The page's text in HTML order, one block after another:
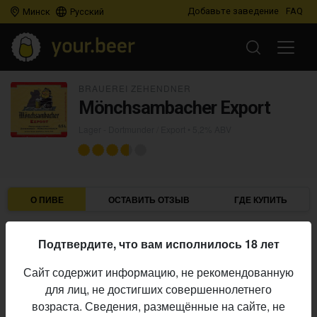
Минск Русский Добавьте заведение FAQ
Mönchsambacher Export
О ПИВЕ ОСТАВИТЬ ОТЗЫВ ГДЕ КУПИТЬ
Пивоварня:
Алкоголь:
5,2%
Начало
выпуска:
02.03.2013
Подтвердите, что вам исполнилось 18 лет
Сайт содержит информацию, не рекомендованную
для лиц, не достигших совершеннолетнего
возраста. Сведения, размещённые на сайте, не